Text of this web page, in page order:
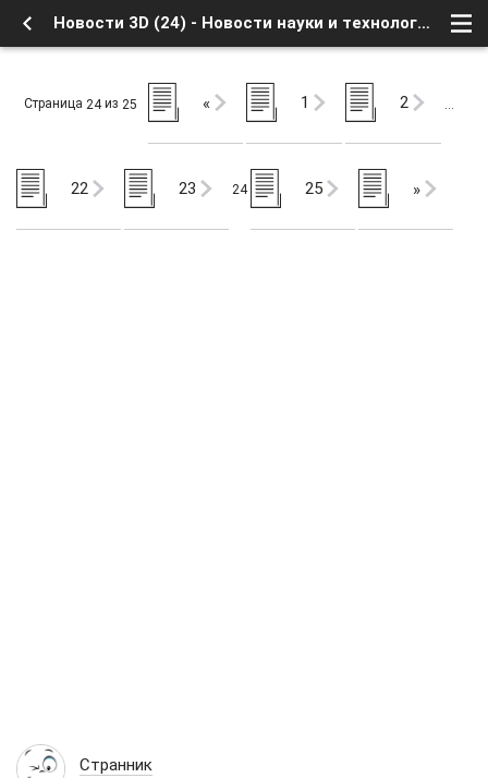
Новости 3D (24) - Новости науки и технологий - Наука и технологии - Форум о Спутниковом Телевидении
Страница 24из 25 « 1 2 …
22 23 24 25 »
Странник